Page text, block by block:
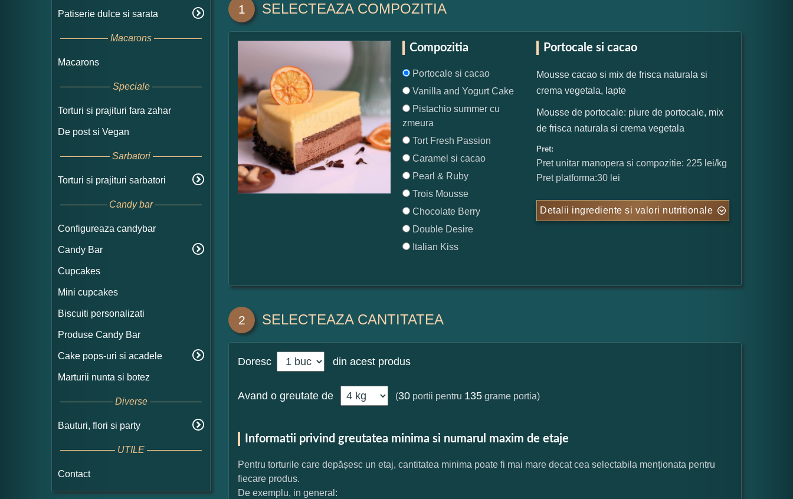
Patiserie dulce si sarata
Macarons
Macarons
Speciale
Torturi si prajituri fara zahar
De post si Vegan
Sarbatori
Torturi si prajituri sarbatori
Candy bar
Configureaza candybar
Candy Bar
Cupcakes
Mini cupcakes
Biscuiti personalizati
Produse Candy Bar
Cake pops-uri si acadele
Marturii nunta si botez
Diverse
Bauturi, flori si party
UTILE
Contact
1 SELECTEAZA COMPOZITIA
Compozitia
Portocale si cacao
Vanilla and Yogurt Cake
Pistachio summer cu
zmeura
Tort Fresh Passion
Caramel si cacao
Pearl & Ruby
Trois Mousse
Chocolate Berry
Double Desire
Italian Kiss
Portocale si cacao
Mousse cacao si mix de frisca naturala si
crema vegetala, lapte
Mousse de portocale: piure de portocale, mix
de frisca naturala si crema vegetala
Pret:
Pret unitar manopera si compozitie: 225 lei/kg
Pret platforma:30 lei
Detalii ingrediente si valori nutritionale
2 SELECTEAZA CANTITATEA
Doresc din acest produs
Avand o greutate de (30 portii pentru 135 grame portia)
Informatii privind greutatea minima si numarul maxim de etaje
Pentru torturile care depășesc un etaj, cantitatea minima poate fi mai mare decat cea selectabila menționata pentru
fiecare produs.
De exemplu, in general: